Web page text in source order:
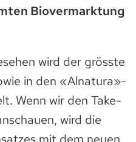
Biovermarktung
wird der grösste
in den «Alnatura»-
Wenn wir den Take-
wird die
mit dem neuen